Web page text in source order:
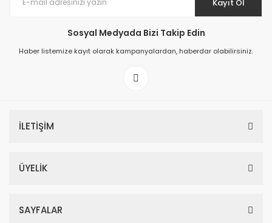
Prime ArtDECO Duvar Kağıdı Tutkalı 500 gr
149,00 TL
Kayıt Ol
Sosyal Medyada Bizi Takip Edin
Haber listemize kayıt olarak kampanyalardan, haberdar olabilirsiniz.
İLETİŞİM
ÜYELİK
SAYFALAR